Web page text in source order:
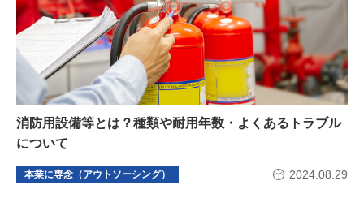
消防用設備等とは？種類や耐用年数・よくあるトラブル
について
本業に専念（アウトソーシング） 2024.08.29